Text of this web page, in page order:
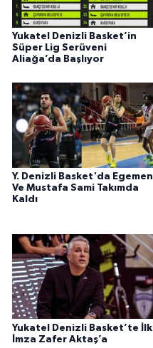
Yukatel Denizli Basket’in
Süper Lig Serüveni
Aliağa’da Başlıyor
Y. Denizli Basket'da Egemen
Ve Mustafa Sami Takımda
Kaldı
Yukatel Denizli Basket’te İlk
İmza Zafer Aktaş’a